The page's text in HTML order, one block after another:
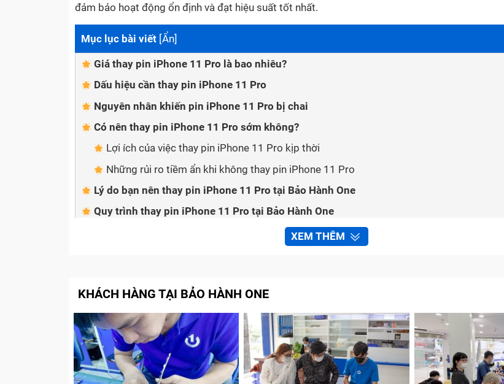
đảm bảo hoạt động ổn định và đạt hiệu suất tốt nhất.
Mục lục bài viết [Ẩn]
Giá thay pin iPhone 11 Pro là bao nhiêu?
Dấu hiệu cần thay pin iPhone 11 Pro
Nguyên nhân khiến pin iPhone 11 Pro bị chai
Có nên thay pin iPhone 11 Pro sớm không?
Lợi ích của việc thay pin iPhone 11 Pro kịp thời
Những rủi ro tiềm ẩn khi không thay pin iPhone 11 Pro
Lý do bạn nên thay pin iPhone 11 Pro tại Bảo Hành One
Quy trình thay pin iPhone 11 Pro tại Bảo Hành One
Lưu ý cần biết sau khi thay pin iPhone 11 Pro
Chi phíthay pin iPhone 11 Protại Bảo Hành One luôn được cập nhật liên tục, đảm bảo mức
tốt nhất dành cho khách hàng. Chúng tôi cam kết báo giá công khai, minh bạch ngay từ đầu,
thêm bất kỳ chi phí nào trong suốt quá trình sửa chữa.
Dịch vụ Giá
XEM THÊM
KHÁCH HÀNG TẠI BẢO HÀNH ONE